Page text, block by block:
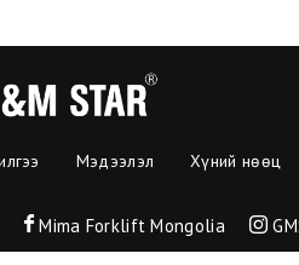
Мэдээлэл Хүний нөөц
Mima Forklift Mongolia